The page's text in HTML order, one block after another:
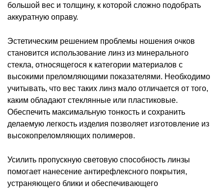
большой вес и толщину, к которой сложно подобрать
аккуратную оправу.
Эстетическим решением проблемы ношения очков
становится использование линз из минерального
стекла, относящегося к категории материалов с
высокими преломляющими показателями. Необходимо
учитывать, что вес таких линз мало отличается от того,
каким обладают стеклянные или пластиковые.
Обеспечить максимальную тонкость и сохранить
делаемую легкость изделия позволяет изготовление из
высокопреломляющих полимеров.
Усилить пропускную световую способность линзы
помогает нанесение антирефлексного покрытия,
устраняющего блики и обеспечивающего